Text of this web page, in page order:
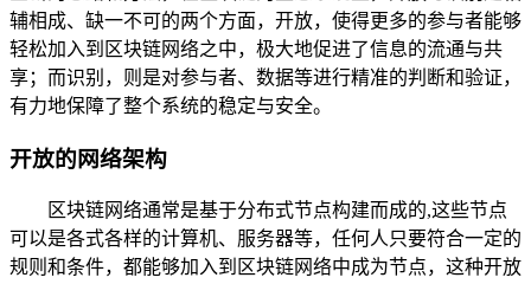
辅相成、缺一不可的两个方面，开放，使得更多的参与者能够
轻松加入到区块链网络之中，极大地促进了信息的流通与共
享；而识别，则是对参与者、数据等进行精准的判断和验证，
有力地保障了整个系统的稳定与安全。
开放的网络架构
区块链网络通常是基于分布式节点构建而成的,这些节点
可以是各式各样的计算机、服务器等，任何人只要符合一定的
规则和条件，都能够加入到区块链网络中成为节点，这种开放